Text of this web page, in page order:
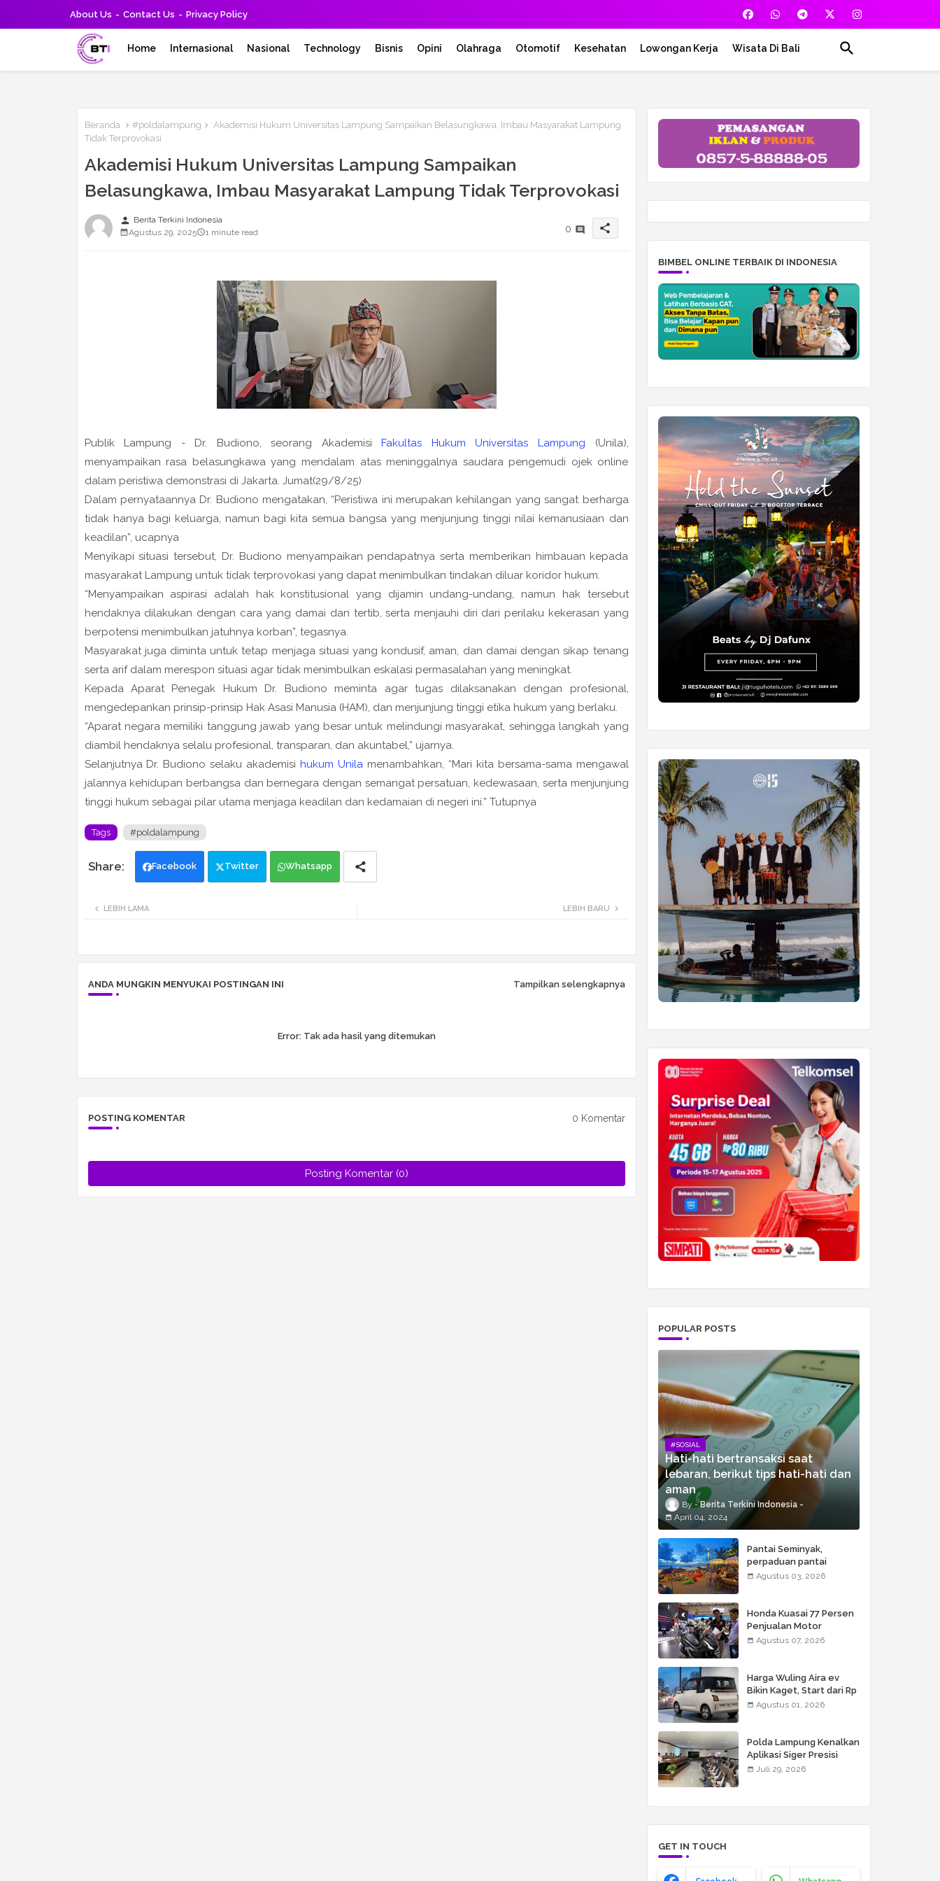
About Us Contact Us Privacy Policy
Home Internasional Nasional Technology Bisnis Opini Olahraga Otomotif Kesehatan Lowongan Kerja Wisata Di Bali
Beranda #poldalampung
Akademisi Hukum Universitas Lampung Sampaikan Belasungkawa, Imbau Masyarakat Lampung
Tidak Terprovokasi
Akademisi Hukum Universitas Lampung Sampaikan
Belasungkawa, Imbau Masyarakat Lampung Tidak Terprovokasi
person Berita Terkini Indonesia
Agustus 29, 2025
1 minute read 0 share
Publik Lampung - Dr. Budiono, seorang AkademisiFakultas Hukum Universitas Lampung (Unila),
menyampaikan rasa belasungkawa yang mendalam atas meninggalnya saudara pengemudi ojek online
dalam peristiwa demonstrasi di Jakarta. Jumat(29/8/25)
Dalam pernyataannya Dr. Budiono mengatakan, “Peristiwa ini merupakan kehilangan yang sangat berharga
tidak hanya bagi keluarga, namun bagi kita semua bangsa yang menjunjung tinggi nilai kemanusiaan dan
keadilan”, ucapnya
Menyikapi situasi tersebut, Dr. Budiono menyampaikan pendapatnya serta memberikan himbauan kepada
masyarakat Lampung untuk tidak terprovokasi yang dapat menimbulkan tindakan diluar koridor hukum.
“Menyampaikan aspirasi adalah hak konstitusional yang dijamin undang-undang, namun hak tersebut
hendaknya dilakukan dengan cara yang damai dan tertib, serta menjauhi diri dari perilaku kekerasan yang
berpotensi menimbulkan jatuhnya korban”, tegasnya.
Masyarakat juga diminta untuk tetap menjaga situasi yang kondusif, aman, dan damai dengan sikap tenang
serta arif dalam merespon situasi agar tidak menimbulkan eskalasi permasalahan yang meningkat.
Kepada Aparat Penegak Hukum Dr. Budiono meminta agar tugas dilaksanakan dengan profesional,
mengedepankan prinsip-prinsip Hak Asasi Manusia (HAM), dan menjunjung tinggi etika hukum yang berlaku.
“Aparat negara memiliki tanggung jawab yang besar untuk melindungi masyarakat, sehingga langkah yang
diambil hendaknya selalu profesional, transparan, dan akuntabel,” ujarnya.
Selanjutnya Dr. Budiono selaku akademisihukum Unilamenambahkan, “Mari kita bersama-sama mengawal
jalannya kehidupan berbangsa dan bernegara dengan semangat persatuan, kedewasaan, serta menjunjung
tinggi hukum sebagai pilar utama menjaga keadilan dan kedamaian di negeri ini.” Tutupnya
Tags #poldalampung
Facebook Twitter Whatsapp
LEBIH BARU
LEBIH LAMA
ANDA MUNGKIN MENYUKAI POSTINGAN INI Tampilkan selengkapnya
Error:Tak ada hasil yang ditemukan
POSTING KOMENTAR 0 Komentar
Posting Komentar (0)
BIMBEL ONLINE TERBAIK DI INDONESIA
POPULAR POSTS
#SOSIAL
Hati-hati bertransaksi saat
lebaran, berikut tips hati-hati dan
aman
Berita Terkini Indonesia
April 04, 2024
Pantai Seminyak,
perpaduan pantai
berpasir luas, resort
beach club
Agustus 03, 2026
Honda Kuasai 77 Persen
Penjualan Motor
Semester I 2026
Agustus 07, 2026
Harga Wuling Aira ev
Bikin Kaget, Start dari Rp
155 Juta
Agustus 01, 2026
Polda Lampung Kenalkan
Aplikasi Siger Presisi
kepada Siswa Global
Juli 29, 2026
GET IN TOUCH